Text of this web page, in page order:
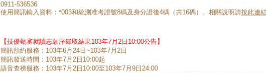
0911-536536
使用簡訊輸入資料：*003和統測准考證號8碼及身分證後4碼（共16碼）。相關說明請按此連
【技優甄審就讀志願序錄取結果103年7月2日10:00公告】
簡訊預約服務：103年6月24日~103年7月2日
簡訊發送時間：103年7月2日10:00起
語音查榜服務：103年7月2日10:00至103年7月9日24:00